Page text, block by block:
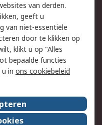
veiligheid
ons
van derden.
geeft u
van niet-essentiële
door te klikken op
klikt u op "Alles
bepaalde functies
in ons cookiebeleid